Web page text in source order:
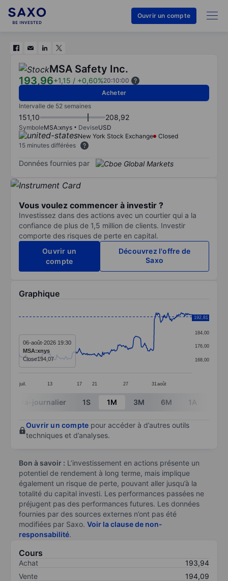
Ouvrir un compte
MSA Safety Inc.
193,96+1,15 / +0,60%20:10:00
Acheter
Intervalle de 52 semaines
151,10 208,92
SymboleMSA:xnys DeviseUSD
New York Stock Exchange
Closed
15 minutes différées
Données fournies par
Vous voulez commencer à investir ?
Investissez dans des actions avec un courtier qui a la
confiance de plus de 1,5 million de clients. Investir
comporte des risques de perte en capital.
Ouvrir un
compte
Découvrez l'offre de
Saxo
Graphique
The chart has 1 X axis displaying categories.
The chart has 1 Y axis displaying values. Data ranges
juil. 13 17 21 27 31 août
168,00
176,00
184,00
192,00
192,81
06-août-2026 19:30
MSA:xnys
Close194,07
End of interactive chart.
Intra-journalier 1S 1M 3M 6M 1A
Ouvrir un compte pour accéder à d’autres outils
techniques et d’analyses.
Bon à savoir : L’investissement en actions présente un
potentiel de rendement à long terme, mais implique
également un risque de perte, pouvant aller jusqu’à la
totalité du capital investi. Les performances passées ne
préjugent pas des performances futures. Les données
fournies par des sources externes n’ont pas été
modifiées par Saxo. Voir la clause de non-
responsabilité.
Cours
Achat
193,94
Vente
194,09